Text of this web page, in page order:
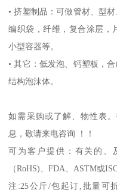
•挤塑制品：可做管材、型
编织袋，纤维，复合涂层，
小型容器等。
•其它：低发泡、钙塑板，
结构泡沫体。
如需采购或了解、物性表。
息，敬请来电咨询 ！！
可为客户提供：有关的、
（RoHS) 、FDA ASTM或
注 :25公斤/包起订 批量可